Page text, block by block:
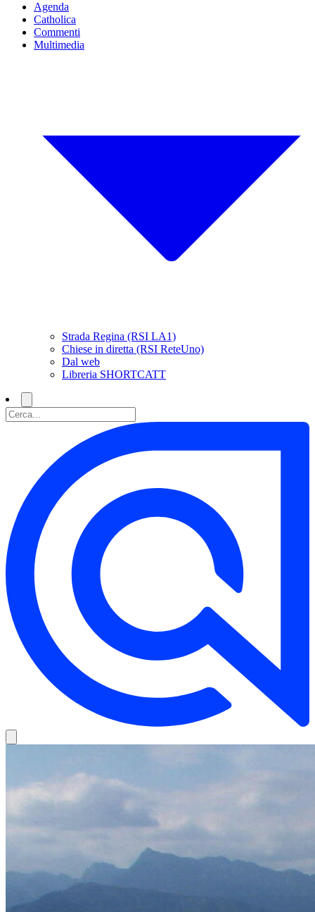
Agenda
Catholica
Commenti
Multimedia
Strada Regina (RSI LA1)
Chiese in diretta (RSI ReteUno)
Dal web
Libreria SHORTCATT